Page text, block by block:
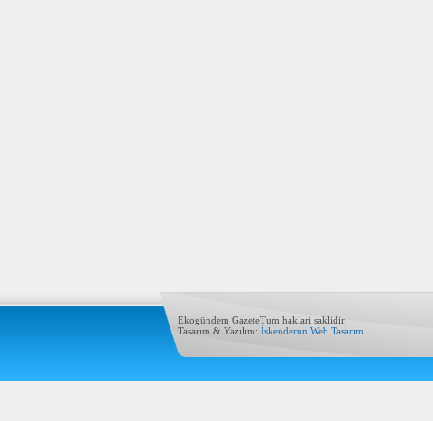
Ekogündem GazeteTum haklari saklidir.
Tasarım & Yazılım: İskenderun Web Tasarım